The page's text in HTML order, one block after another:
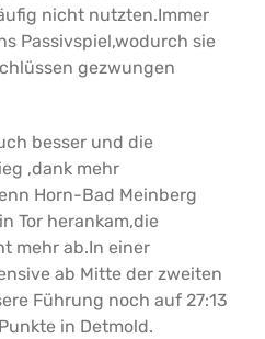
nicht nutzten.Immer
Passivspiel,wodurch sie
gezwungen
besser und die
,dank mehr
Horn-Bad Meinberg
Tor herankam,die
mehr ab.In einer
ab Mitte der zweiten
Führung noch auf 27:13
in Detmold.